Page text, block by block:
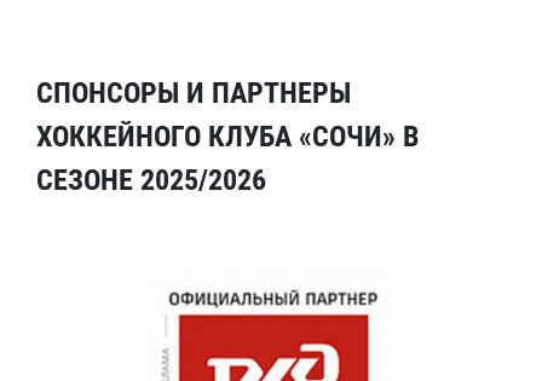
СПОНСОРЫ И ПАРТНЕРЫ
ХОККЕЙНОГО КЛУБА «СОЧИ» В
СЕЗОНЕ 2025/2026